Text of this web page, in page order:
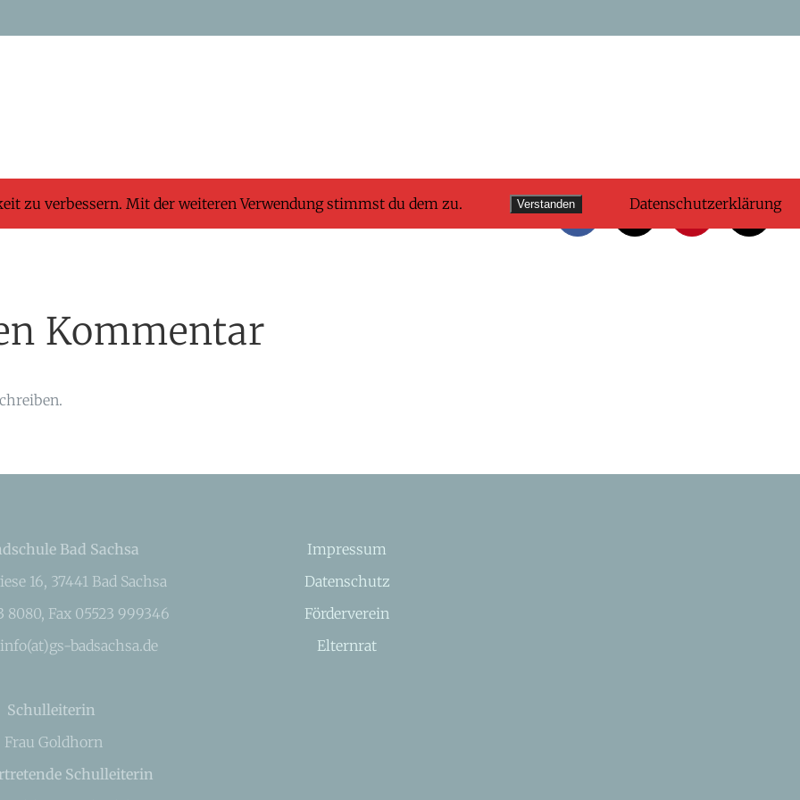
Facebook
X Pinterest
Mail
Kommentar
Bad Sachsa
16, 37441 Bad Sachsa
8080, Fax 05523 999346
badsachsa.de
Schulleiterin
Frau Goldhorn
Schulleiterin
Impressum
Datenschutz
Förderverein
Elternrat
zu verbessern. Mit der weiteren Verwendung stimmst du dem zu. Verstanden Datenschutzerklärung